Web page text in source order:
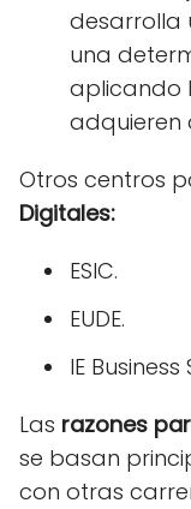
desarrolla
una
aplicando
adquieren
Otros centros
Digitales:
ESIC.
EUDE.
IE Business
Las razones
se basan
con otras